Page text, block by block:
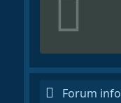
Forum info